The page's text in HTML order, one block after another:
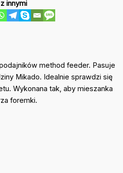
innymi
method feeder. Pasuje
Mikado. Idealnie sprawdzi się
Wykonana tak, aby mieszanka
foremki.